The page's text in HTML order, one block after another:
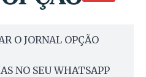
O JORNAL OPÇÃO
NO SEU WHATSAPP